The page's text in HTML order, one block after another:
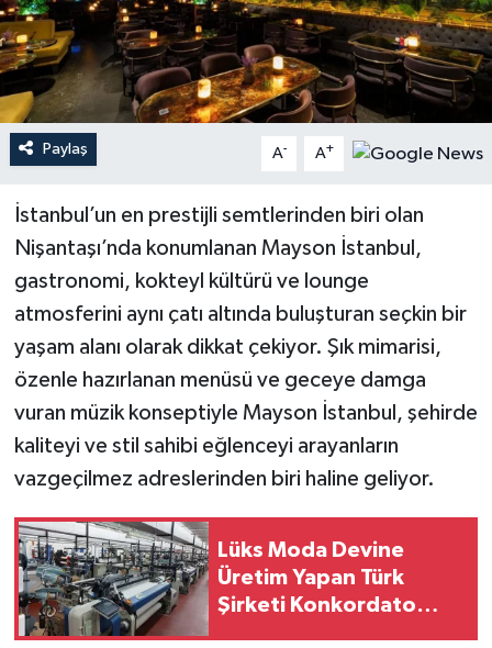
Paylaş A- A+
İstanbul’un en prestijli semtlerinden biri olan
Nişantaşı’nda konumlanan Mayson İstanbul,
gastronomi, kokteyl kültürü ve lounge
atmosferini aynı çatı altında buluşturan seçkin bir
yaşam alanı olarak dikkat çekiyor. Şık mimarisi,
özenle hazırlanan menüsü ve geceye damga
vuran müzik konseptiyle Mayson İstanbul, şehirde
kaliteyi ve stil sahibi eğlenceyi arayanların
vazgeçilmez adreslerinden biri haline geliyor.
Lüks Moda Devine
Üretim Yapan Türk
Şirketi Konkordato